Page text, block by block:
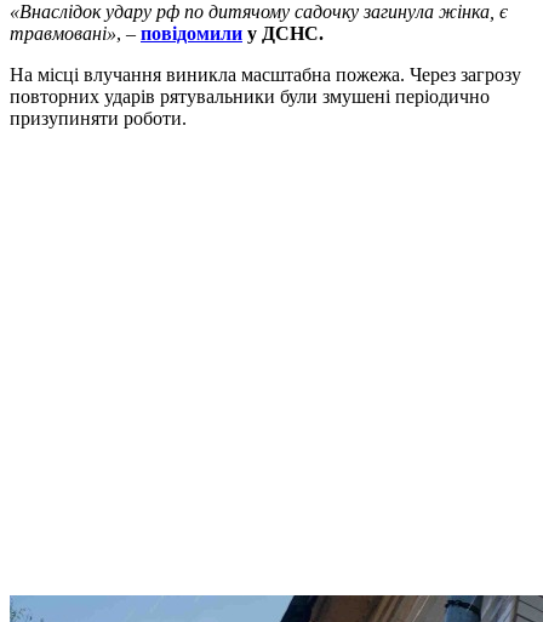
«Внаслідок удару рф по дитячому садочку загинула жінка, є
травмовані», – повідомили у ДСНС.
На місці влучання виникла масштабна пожежа. Через загрозу
повторних ударів рятувальники були змушені періодично
призупиняти роботи.